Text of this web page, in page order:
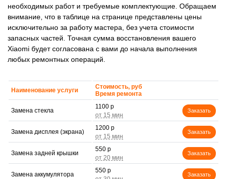
необходимых работ и требуемые комплектующие. Обращаем
внимание, что в таблице на странице представлены цены
исключительно за работу мастера, без учета стоимости
запасных частей. Точная сумма восстановления вашего
Xiaomi будет согласована с вами до начала выполнения
любых ремонтных операций.
Наименование услуги
Стоимость, руб
Время ремонта
Замена стекла
1100 р
Заказать
Замена дисплея (экрана)
1200 р
Заказать
Замена задней крышки
550 р
Заказать
Замена аккумулятора
550 р
Заказать